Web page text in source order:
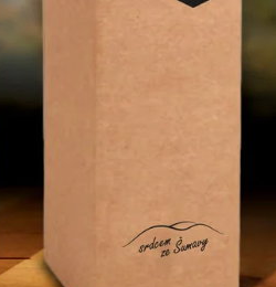
500 MG - 120 KAPSLÍ